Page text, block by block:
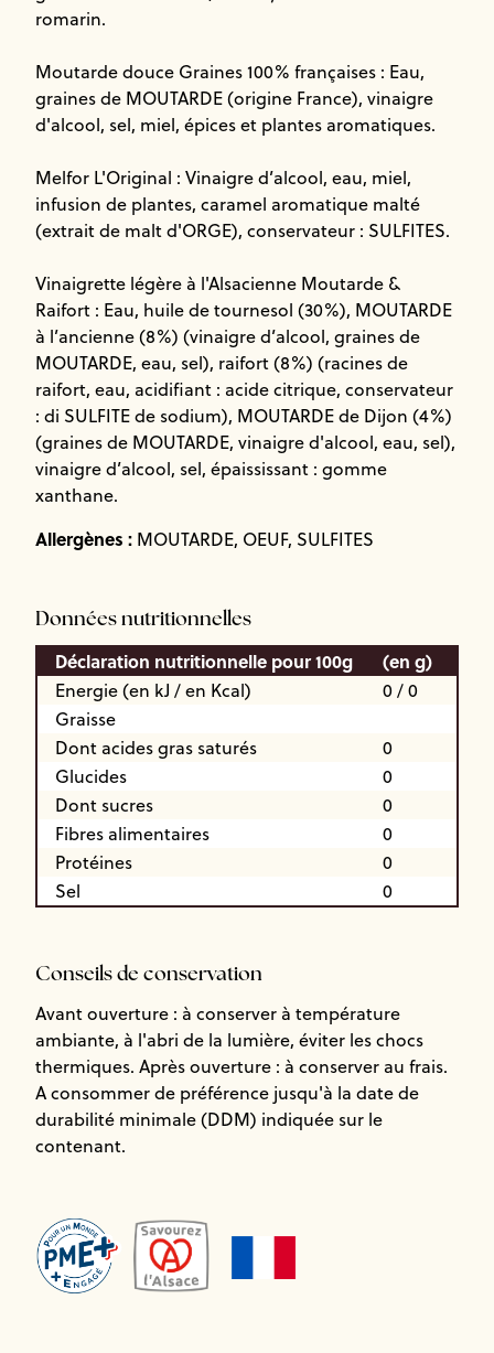
romarin.
Moutarde douce Graines 100% françaises : Eau,
graines de MOUTARDE (origine France), vinaigre
d'alcool, sel, miel, épices et plantes aromatiques.
Melfor L'Original : Vinaigre d’alcool, eau, miel,
infusion de plantes, caramel aromatique malté
(extrait de malt d'ORGE), conservateur : SULFITES.
Vinaigrette légère à l'Alsacienne Moutarde &
Raifort : Eau, huile de tournesol (30%), MOUTARDE
à l’ancienne (8%) (vinaigre d’alcool, graines de
MOUTARDE, eau, sel), raifort (8%) (racines de
raifort, eau, acidifiant : acide citrique, conservateur
: di SULFITE de sodium), MOUTARDE de Dijon (4%)
(graines de MOUTARDE, vinaigre d'alcool, eau, sel),
vinaigre d’alcool, sel, épaississant : gomme
xanthane.
Allergènes : MOUTARDE, OEUF, SULFITES
Données nutritionnelles
Déclaration nutritionnelle pour 100g (en g)
Energie (en kJ / en Kcal)
0 / 0
Graisse
Dont acides gras saturés
0
Glucides
0
Dont sucres
0
Fibres alimentaires
0
Protéines
0
Sel
0
Conseils de conservation
Avant ouverture : à conserver à température
ambiante, à l'abri de la lumière, éviter les chocs
thermiques. Après ouverture : à conserver au frais.
A consommer de préférence jusqu'à la date de
durabilité minimale (DDM) indiquée sur le
contenant.